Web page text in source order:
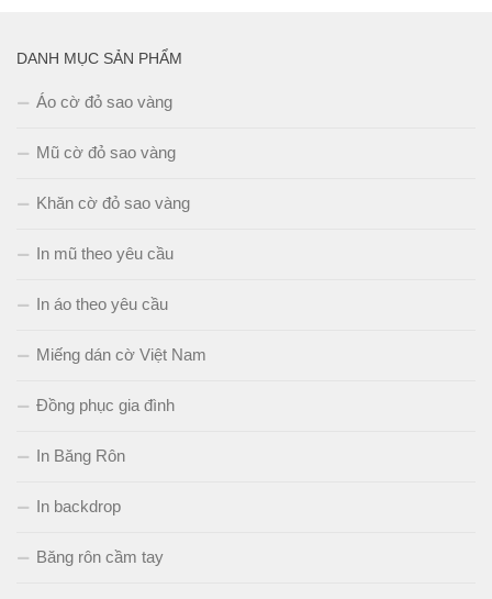
DANH MỤC SẢN PHẨM
Áo cờ đỏ sao vàng
Mũ cờ đỏ sao vàng
Khăn cờ đỏ sao vàng
In mũ theo yêu cầu
In áo theo yêu cầu
Miếng dán cờ Việt Nam
Đồng phục gia đình
In Băng Rôn
In backdrop
Băng rôn cầm tay